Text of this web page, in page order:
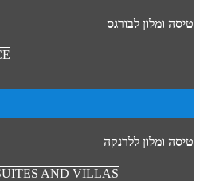
טיסה ומלון לבורגס
טיסה ומלון ללרנקה
AND VILLAS